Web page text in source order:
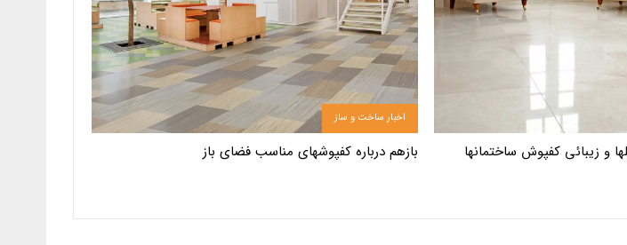
و زیبائی کفپوش ساختمانها
اخبار ساخت و ساز
بازهم درباره کفپوشهای مناسب فضای باز